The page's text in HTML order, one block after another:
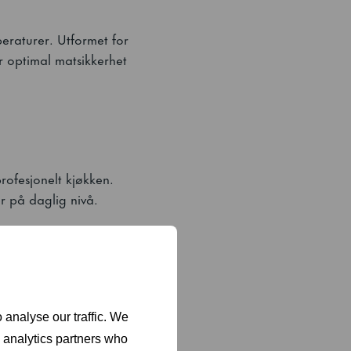
our traffic. We
partners who
Utformet for
matsikkerhet
kjøkken.
på daglig nivå.
kompressoren